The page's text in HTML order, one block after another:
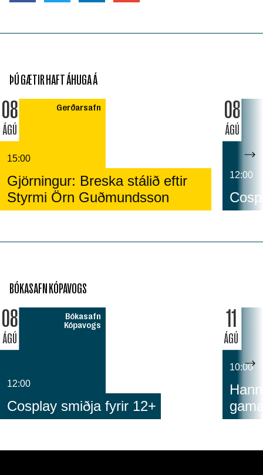
ÞÚ GÆTIR HAFT ÁHUGA Á
08
ÁGÚ
Gerðarsafn
15:00
Gjörningur: Breska stálið eftir
Styrmi Örn Guðmundsson
08
ÁGÚ
12:00
BÓKASAFN KÓPAVOGS
08
ÁGÚ
Bókasafn
Kópavogs
12:00
Cosplay smiðja fyrir 12+
11
ÁGÚ
10:00